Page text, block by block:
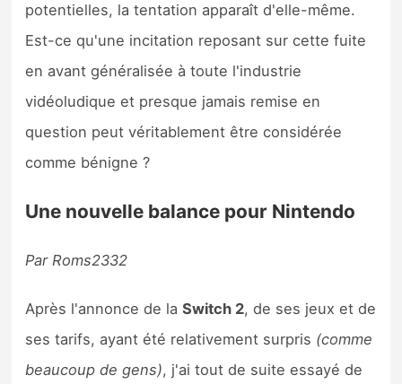
potentielles, la tentation apparaît d'elle-même.
Est-ce qu'une incitation reposant sur cette fuite
en avant généralisée à toute l'industrie
vidéoludique et presque jamais remise en
question peut véritablement être considérée
comme bénigne ?
Une nouvelle balance pour Nintendo
Par Roms2332
Après l'annonce de laSwitch 2, de ses jeux et de
ses tarifs, ayant été relativement surpris (comme
beaucoup de gens), j'ai tout de suite essayé de